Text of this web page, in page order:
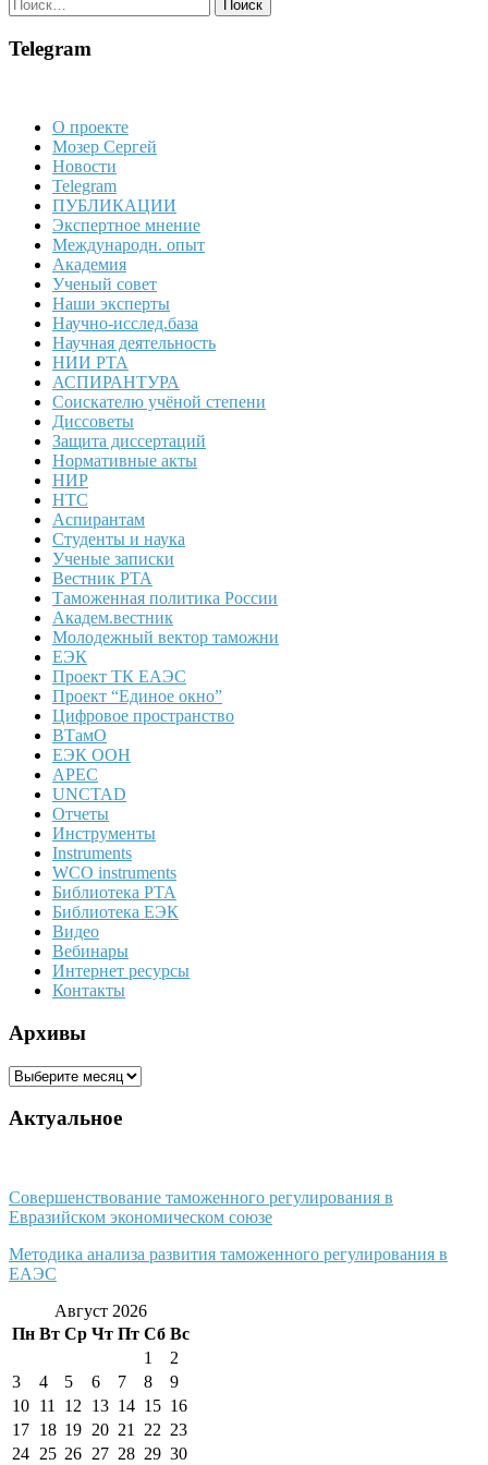
Telegram
О проекте
Мозер Сергей
Новости
Telegram
ПУБЛИКАЦИИ
Экспертное мнение
Международн. опыт
Академия
Ученый совет
Наши эксперты
Научно-исслед.база
Научная деятельность
НИИ РТА
АСПИРАНТУРА
Соискателю учёной степени
Диссоветы
Защита диссертаций
Нормативные акты
НИР
НТС
Аспирантам
Студенты и наука
Ученые записки
Вестник РТА
Таможенная политика России
Академ.вестник
Молодежный вектор таможни
ЕЭК
Проект ТК ЕАЭС
Проект “Единое окно”
Цифровое пространство
ВТамО
ЕЭК ООН
APEC
UNCTAD
Отчеты
Инструменты
Instruments
WCO instruments
Библиотека РТА
Библиотека ЕЭК
Видео
Вебинары
Интернет ресурсы
Контакты
Архивы
Архивы
Актуальное
Совершенствование таможенного регулирования в
Евразийском экономическом союзе
Методика анализа развития таможенного регулирования в
ЕАЭС
Август 2026
Пн Вт Ср Чт Пт Сб Вс
1
2
3
4 5 6 7 8
9
10 11 12 13 14 15 16
17 18 19 20 21 22 23
24 25 26 27 28 29 30